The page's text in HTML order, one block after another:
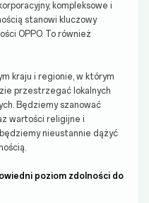
kompleksowe i
stanowi kluczowy
OPPO. To również
kraju i regionie, w którym
przestrzegać lokalnych
Będziemy szanować
wartości religijne i
nieustannie dążyć
poziom zdolności do